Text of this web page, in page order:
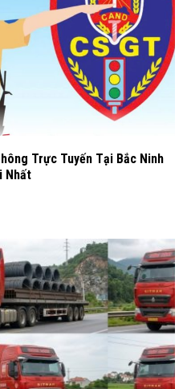
Trực Tuyến Tại Bắc Ninh
Nhất